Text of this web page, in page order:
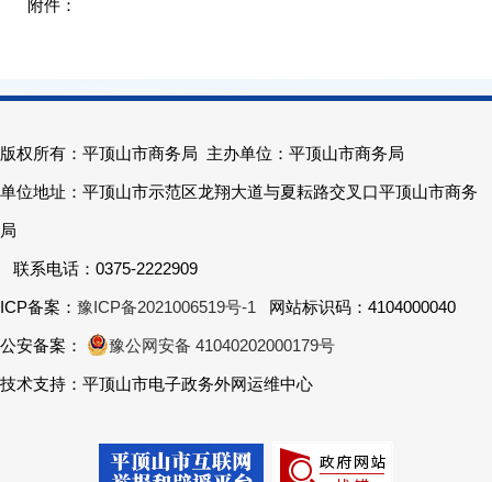
版权所有：平顶山市商务局 主办单位：平顶山市商务局
单位地址：平顶山市示范区龙翔大道与夏耘路交叉口平顶山市商务
局
联系电话：0375-2222909
ICP备案： 豫ICP备2021006519号-1 网站标识码：4104000040
公安备案： 豫公网安备 41040202000179号
技术支持：平顶山市电子政务外网运维中心